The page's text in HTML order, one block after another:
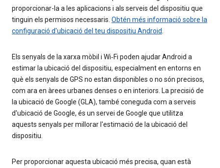
proporcionar-la a les aplicacions i als serveis del dispositiu que
tinguin els permisos necessaris. Obtén més informació sobre la
configuració d'ubicació del teu dispositiu Android
Els senyals de la xarxa mòbil i Wi‑Fi poden ajudar Android a
estimar la ubicació del dispositiu, especialment en entorns en
què els senyals de GPS no estan disponibles o no són precisos,
com ara en àrees urbanes denses o en interiors. La precisió de
la ubicació de Google (GLA), també coneguda com a serveis
d'ubicació de Google, és un servei de Google que utilitza
aquests senyals per millorar l'estimació de la ubicació del
dispositiu.
Per proporcionar aquesta ubicació més precisa, quan està